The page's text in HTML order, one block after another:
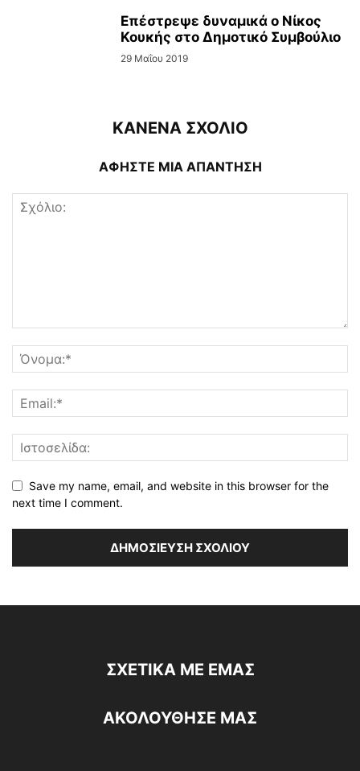
Επέστρεψε δυναμικά ο Νίκος
Κουκής στο Δημοτικό Συμβούλιο
29 Μαΐου 2019
ΚΑΝΕΝΑ ΣΧΟΛΙΟ
ΑΦΗΣΤΕ ΜΙΑ ΑΠΑΝΤΗΣΗ
Save my name, email, and website in this browser for the
next time I comment.
ΣΧΕΤΙΚΆ ΜΕ ΕΜΆΣ
ΑΚΟΛΟΥΘΗΣΕ ΜΑΣ